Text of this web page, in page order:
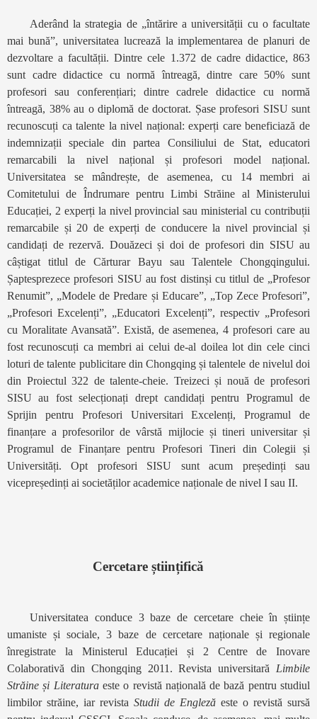
Aderând la strategia de „întărire a universității cu o facultate
mai bună”, universitatea lucrează la implementarea de planuri de
dezvoltare a facultății. Dintre cele 1.372 de cadre didactice, 863
sunt cadre didactice cu normă întreagă, dintre care 50% sunt
profesori sau conferențiari; dintre cadrele didactice cu normă
întreagă, 38% au o diplomă de doctorat. Șase profesori SISU sunt
recunoscuți ca talente la nivel național: experți care beneficiază de
indemnizații speciale din partea Consiliului de Stat, educatori
remarcabili la nivel național și profesori model național.
Universitatea se mândrește, de asemenea, cu 14 membri ai
Comitetului de Îndrumare pentru Limbi Străine al Ministerului
Educației, 2 experți la nivel provincial sau ministerial cu contribuții
remarcabile și 20 de experți de conducere la nivel provincial și
candidați de rezervă. Douăzeci și doi de profesori din SISU au
câștigat titlul de Cărturar Bayu sau Talentele Chongqingului.
Șaptesprezece profesori SISU au fost distinși cu titlul de „Profesor
Renumit”, „Modele de Predare și Educare”, „Top Zece Profesori”,
„Profesori Excelenți”, „Educatori Excelenți”, respectiv „Profesori
cu Moralitate Avansată”. Există, de asemenea, 4 profesori care au
fost recunoscuți ca membri ai celui de-al doilea lot din cele cinci
loturi de talente publicitare din Chongqing și talentele de nivelul doi
din Proiectul 322 de talente-cheie. Treizeci și nouă de profesori
SISU au fost selecționați drept candidați pentru Programul de
Sprijin pentru Profesori Universitari Excelenți, Programul de
finanțare a profesorilor de vârstă mijlocie și tineri universitar și
Programul de Finanțare pentru Profesori Tineri din Colegii și
Universități. Opt profesori SISU sunt acum președinți sau
vicepreședinți ai societăților academice naționale de nivel I sau II.
Cercetare științifică
Universitatea conduce 3 baze de cercetare cheie în științe
umaniste și sociale, 3 baze de cercetare naționale și regionale
înregistrate la Ministerul Educației și 2 Centre de Inovare
Colaborativă din Chongqing 2011. Revista universitară Limbile
Străine și Literaturaeste o revistă națională de bază pentru studiul
limbilor străine, iar revista Studii de Engleză este o revistă sursă